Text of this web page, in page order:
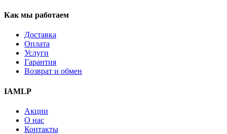
Как мы работаем
Доставка
Оплата
Услуги
Гарантия
Возврат и обмен
IAMLP
Акции
О нас
Контакты